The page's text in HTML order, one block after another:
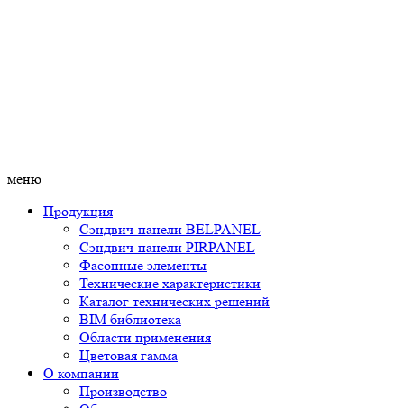
меню
Продукция
Сэндвич-панели BELPANEL
Сэндвич-панели PIRPANEL
Фасонные элементы
Технические характеристики
Каталог технических решений
BIM библиотека
Области применения
Цветовая гамма
О компании
Производство